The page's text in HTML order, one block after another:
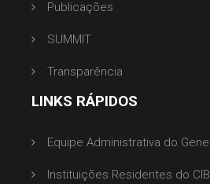
Publicações
SUMMIT
Transparência
LINKS RÁPIDOS
Equipe Administrativa do Gene
Instituições Residentes do CIB